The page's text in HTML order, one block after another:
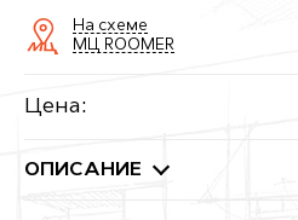
На схеме
МЦ ROOMER
Цена:
ОПИСАНИЕ